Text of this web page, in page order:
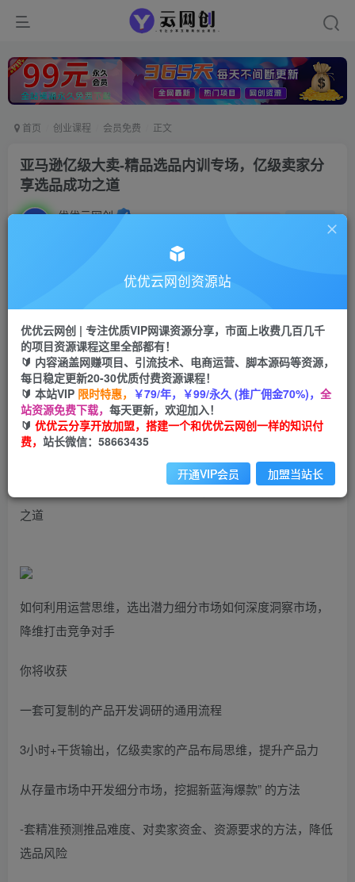
首页 创业课程 会员免费 正文
亚马逊亿级大卖-精品选品内训专场，亿级卖家分
享选品成功之道
优优云网创 私信
云币9.9云币99
会员免费
立即购买
您当前未登录！建议登陆后购买，可保存购买订单
亚马逊亿级大卖-精品选品内训专场，亿级卖家分享选品成功
之道
如何利用运营思维，选出潜力细分市场如何深度洞察市场，
降维打击竞争对手
你将收获
一套可复制的产品开发调研的通用流程
3小时+干货输出，亿级卖家的产品布局思维，提升产品力
从存量市场中开发细分市场，挖掘新蓝海爆款” 的方法
-套精准预测推品难度、对卖家资金、资源要求的方法，降低
选品风险
优优云网创资源站
优优云网创 | 专注优质VIP网课资源分享，市面上收费几百几千
的项目资源课程这里全部都有！
🔰 内容涵盖网赚项目、引流技术、电商运营、脚本源码等资源，
每日稳定更新20-30优质付费资源课程！
🔰 本站VIP 限时特惠， ￥79/年，￥99/永久 (推广佣金70%)， 全
站资源免费下载， 每天更新，欢迎加入！
🔰 优优云分享开放加盟，搭建一个和优优云网创一样的知识付
费， 站长微信：58663435
开通VIP会员 加盟当站长